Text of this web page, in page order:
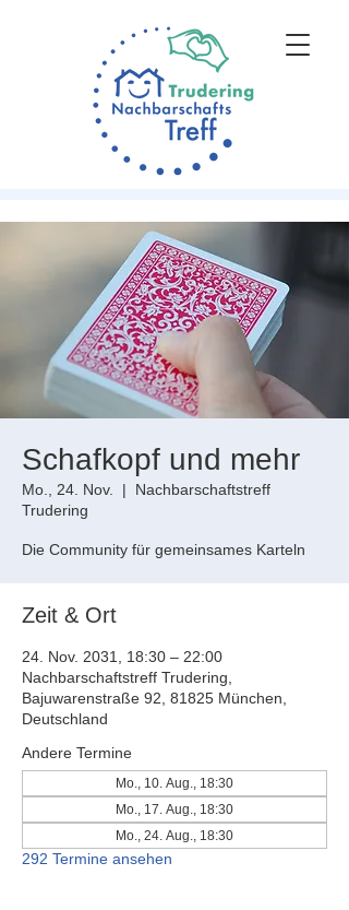
Schafkopf und mehr
Mo., 24. Nov.
  |
Nachbarschaftstreff
Trudering
Die Community für gemeinsames Karteln
Zeit & Ort
24. Nov. 2031, 18:30 – 22:00
Nachbarschaftstreff Trudering,
Bajuwarenstraße 92, 81825 München,
Deutschland
Andere Termine
Mo., 10. Aug., 18:30
Mo., 17. Aug., 18:30
Mo., 24. Aug., 18:30
292 Termine ansehen